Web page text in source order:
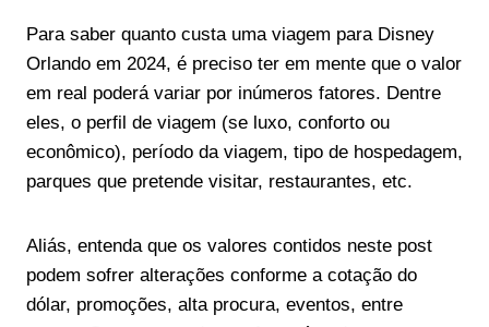
Para saber quanto custa uma viagem para Disney
Orlando em 2024, é preciso ter em mente que o valor
em real poderá variar por inúmeros fatores. Dentre
eles, o perfil de viagem (se luxo, conforto ou
econômico), período da viagem, tipo de hospedagem,
parques que pretende visitar, restaurantes, etc.
Aliás, entenda que os valores contidos neste post
podem sofrer alterações conforme a cotação do
dólar, promoções, alta procura, eventos, entre